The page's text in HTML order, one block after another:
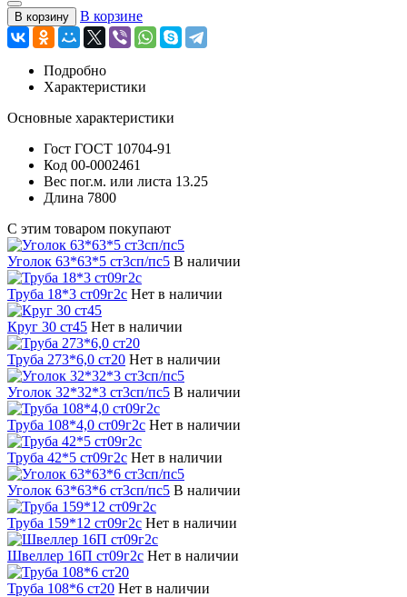
В корзину В корзине
Подробно
Характеристики
Основные характеристики
Гост ГОСТ 10704-91
Код 00-0002461
Вес пог.м. или листа 13.25
Длина 7800
С этим товаром покупают
Уголок 63*63*5 ст3сп/пс5 В наличии
Труба 18*3 ст09г2с Нет в наличии
Круг 30 ст45 Нет в наличии
Труба 273*6,0 ст20 Нет в наличии
Уголок 32*32*3 ст3сп/пс5 В наличии
Труба 108*4,0 ст09г2с Нет в наличии
Труба 42*5 ст09г2с Нет в наличии
Уголок 63*63*6 ст3сп/пс5 В наличии
Труба 159*12 ст09г2с Нет в наличии
Швеллер 16П ст09г2с Нет в наличии
Труба 108*6 ст20 Нет в наличии